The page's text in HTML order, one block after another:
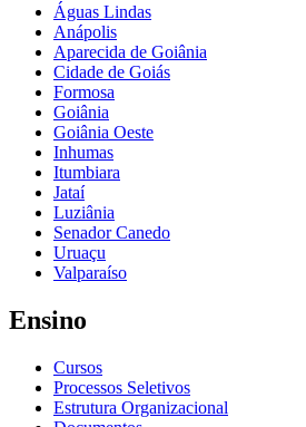
Águas Lindas
Anápolis
Aparecida de Goiânia
Cidade de Goiás
Formosa
Goiânia
Goiânia Oeste
Inhumas
Itumbiara
Jataí
Luziânia
Senador Canedo
Uruaçu
Valparaíso
Ensino
Cursos
Processos Seletivos
Estrutura Organizacional